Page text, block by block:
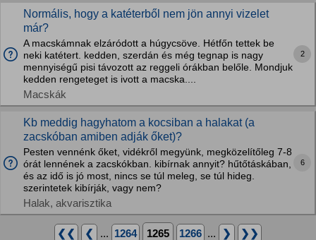
Normális, hogy a katéterből nem jön annyi vizelet
már?
A macskámnak elzáródott a húgycsöve. Hétfőn tettek be
neki katétert. kedden, szerdán és még tegnap is nagy
mennyiségű pisi távozott az reggeli órákban belőle. Mondjuk
kedden rengeteget is ivott a macska....
Macskák
2
Kb meddig hagyhatom a kocsiban a halakat (a
zacskóban amiben adják őket)?
Pesten vennénk őket, vidékről megyünk, megközelítőleg 7-8
órát lennének a zacskókban. kibírnak annyit? hűtőtáskában,
és az idő is jó most, nincs se túl meleg, se túl hideg.
szerintetek kibírják, vagy nem?
Halak, akvarisztika
6
❮❮ ❮ ... 1264 1265 1266 ... ❯ ❯❯